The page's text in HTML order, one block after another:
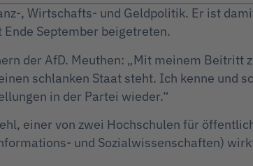
, Wirtschafts- und Geldpolitik. Er ist
September beigetreten.
der AfD. Meuthen: „Mit meinem Beitritt
schlanken Staat steht. Ich kenne und
in der Partei wieder.“
einer von zwei Hochschulen für
und Sozialwissenschaften)